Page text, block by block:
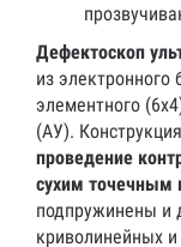
Дефектоскоп
из электронного
элементного
(АУ).
проведение
сухим точечным
подпружинены и
криволинейных